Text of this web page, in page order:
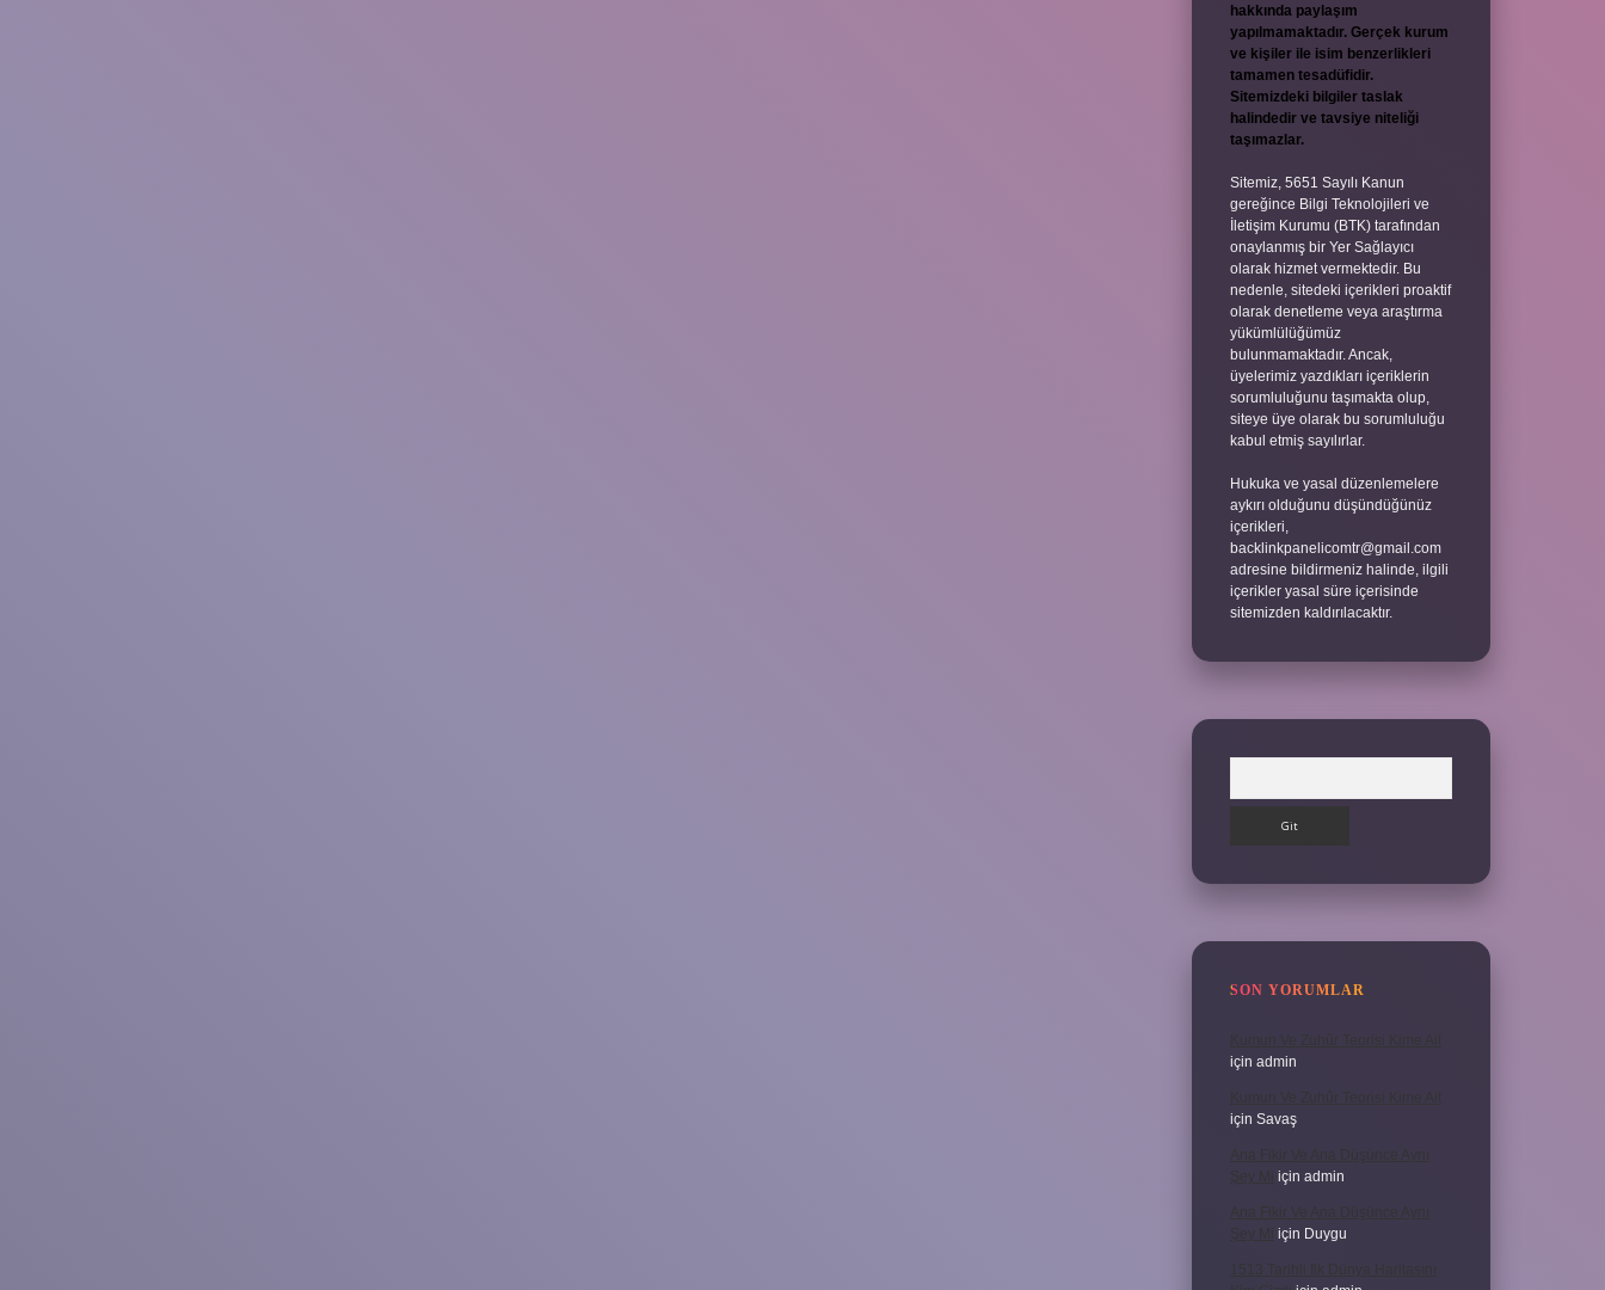
hakkında paylaşım
yapılmamaktadır. Gerçek kurum
ve kişiler ile isim benzerlikleri
tamamen tesadüfidir.
Sitemizdeki bilgiler taslak
halindedir ve tavsiye niteliği
taşımazlar.
Sitemiz, 5651 Sayılı Kanun
gereğince Bilgi Teknolojileri ve
İletişim Kurumu (BTK) tarafından
onaylanmış bir Yer Sağlayıcı
olarak hizmet vermektedir. Bu
nedenle, sitedeki içerikleri proaktif
olarak denetleme veya araştırma
yükümlülüğümüz
bulunmamaktadır. Ancak,
üyelerimiz yazdıkları içeriklerin
sorumluluğunu taşımakta olup,
siteye üye olarak bu sorumluluğu
kabul etmiş sayılırlar.
Hukuka ve yasal düzenlemelere
aykırı olduğunu düşündüğünüz
içerikleri,
backlinkpanelicomtr@gmail.com
adresine bildirmeniz halinde, ilgili
içerikler yasal süre içerisinde
sitemizden kaldırılacaktır.
SON YORUMLAR
Kumun Ve Zuhûr Teorisi Kime Ait
için admin
Kumun Ve Zuhûr Teorisi Kime Ait
için Savaş
Ana Fikir Ve Ana Düşünce Aynı
Şey Mi için admin
Ana Fikir Ve Ana Düşünce Aynı
Şey Mi için Duygu
1513 Tarihli Ilk Dünya Haritasını